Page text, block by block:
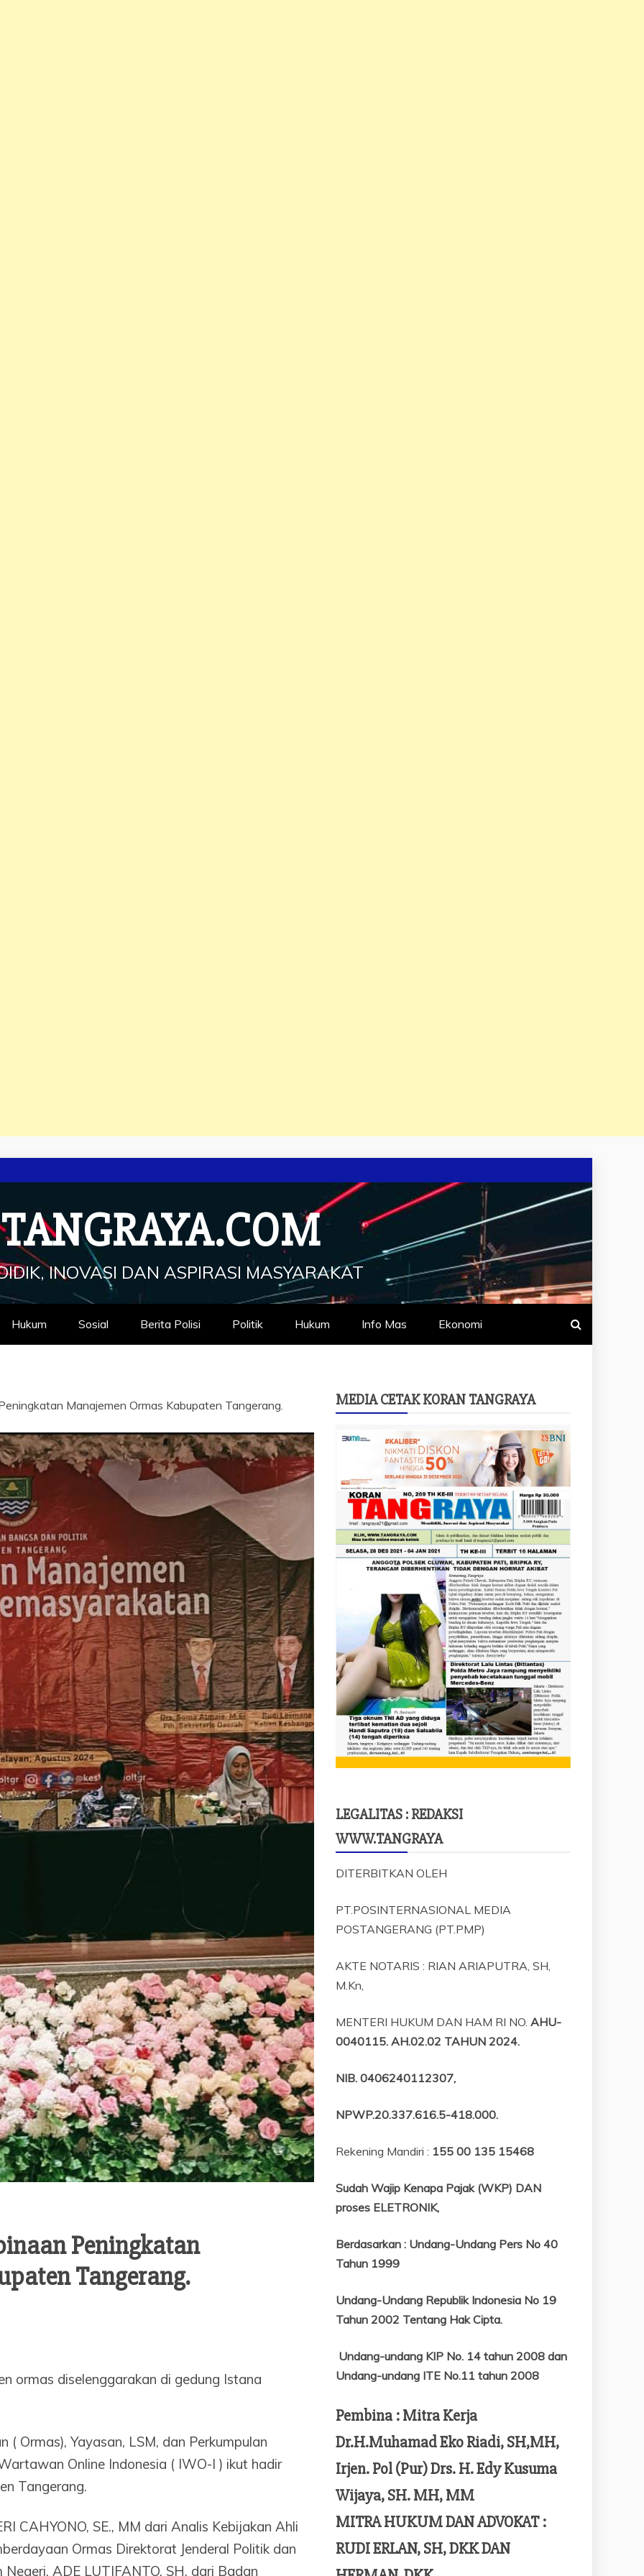
TANGRAYA.COM
INOVASI DAN ASPIRASI MASYARAKAT
Hukum Sosial Berita Polisi Politik Hukum Info Mas Ekonomi
Manajemen Ormas Kabupaten Tangerang.
Peningkatan
Tangerang.
ormas diselenggarakan di gedung Istana
Ormas), Yayasan, LSM, dan Perkumpulan
Online Indonesia ( IWO-I ) ikut hadir
Tangerang.
CAHYONO, SE., MM dari Analis Kebijakan Ahli
Ormas Direktorat Jenderal Politik dan
Negeri, ADE LUTIFANTO. SH. dari Badan
MEDIA CETAK KORAN TANGRAYA
LEGALITAS : REDAKSI
WWW.TANGRAYA
DITERBITKAN OLEH
PT.POSINTERNASIONAL MEDIA
POSTANGERANG (PT.PMP)
AKTE NOTARIS : RIAN ARIAPUTRA, SH,
M.Kn,
MENTERI HUKUM DAN HAM RI NO. AHU-
0040115. AH.02.02 TAHUN 2024.
NIB. 0406240112307,
NPWP.20.337.616.5-418.000.
Rekening Mandiri : 155 00 135 15468
Sudah Wajip Kenapa Pajak (WKP) DAN
proses ELETRONIK,
Berdasarkan : Undang-Undang Pers No 40
Tahun 1999
Undang-Undang Republik Indonesia No 19
Tahun 2002 Tentang Hak Cipta.
Undang-undang KIP No. 14 tahun 2008 dan
Undang-undang ITE No.11 tahun 2008
Pembina : Mitra Kerja
Dr.H.Muhamad Eko Riadi, SH,MH,
Irjen. Pol (Pur) Drs. H. Edy Kusuma
Wijaya, SH. MH, MM
MITRA HUKUM DAN ADVOKAT :
RUDI ERLAN, SH, DKK DAN